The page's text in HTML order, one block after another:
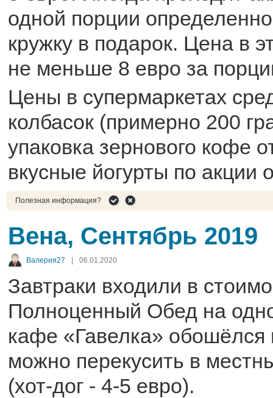
одной порции
кружку в подарок. Цена в
не меньше 8 евро за
Цены в супермаркетах
колбасок (примерно 200
упаковка зернового кофе
вкусные йогурты по акции
Полезная информация?
Вена, Сентябрь 2019
Валерия27 06.01.2020
Завтраки входили в
Полноценный Обед на
кафе «Гавелка» обошёлся
можно перекусить в
(хот-дог - 4-5 евро).